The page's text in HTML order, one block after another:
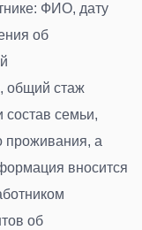
ФИО, дату
об
общий стаж
семьи,
проживания, а
вносится
об